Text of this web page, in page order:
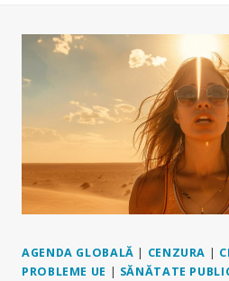
AGENDA GLOBALĂ | CENZURA |
PROBLEME UE | SĂNĂTATE